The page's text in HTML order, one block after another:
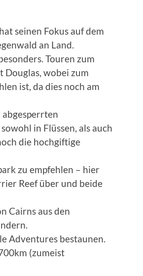
seinen Fokus auf dem
an Land.
Touren zum
wobei zum
ist, da dies noch am
in Flüssen, als auch
die hochgiftige
zu empfehlen – hier
Reef über und beide
Cairns aus den
Adventures bestaunen.
(zumeist